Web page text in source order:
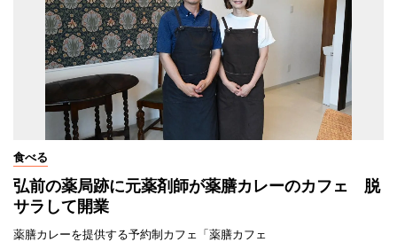
食べる
弘前の薬局跡に元薬剤師が薬膳カレーのカフェ 脱
サラして開業
薬膳カレーを提供する予約制カフェ「薬膳カフェ